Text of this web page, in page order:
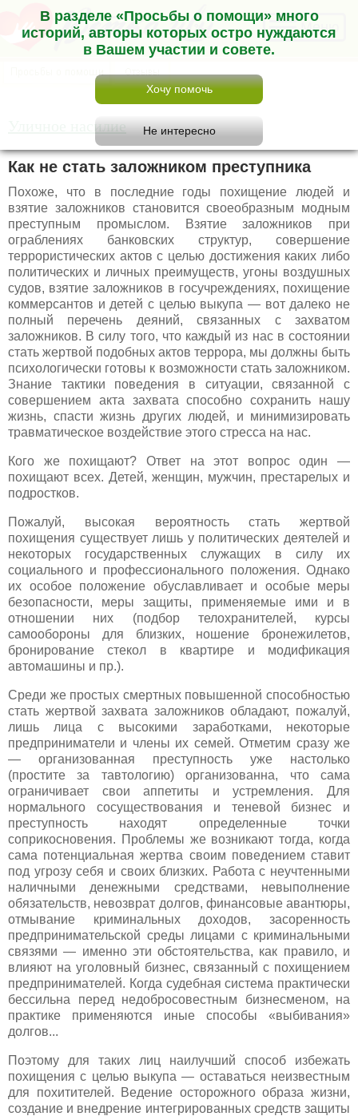
В разделе «Просьбы о помощи» много
историй, авторы которых остро нуждаются
в Вашем участии и совете.
Меню
Уличное насилие
Как не стать заложником преступника
Похоже, что в последние годы похищение людей и
взятие заложников становится своеобразным модным
преступным промыслом. Взятие заложников при
ограблениях банковских структур, совершение
террористических актов с целью достижения каких либо
политических и личных преимуществ, угоны воздушных
судов, взятие заложников в госучреждениях, похищение
коммерсантов и детей с целью выкупа — вот далеко не
полный перечень деяний, связанных с захватом
заложников. В силу того, что каждый из нас в состоянии
стать жертвой подобных актов террора, мы должны быть
психологически готовы к возможности стать заложником.
Знание тактики поведения в ситуации, связанной с
совершением акта захвата способно сохранить нашу
жизнь, спасти жизнь других людей, и минимизировать
травматическое воздействие этого стресса на нас.
Кого же похищают? Ответ на этот вопрос один —
похищают всех. Детей, женщин, мужчин, престарелых и
подростков.
Пожалуй, высокая вероятность стать жертвой
похищения существует лишь у политических деятелей и
некоторых государственных служащих в силу их
социального и профессионального положения. Однако
их особое положение обуславливает и особые меры
безопасности, меры защиты, применяемые ими и в
отношении них (подбор телохранителей, курсы
самообороны для близких, ношение бронежилетов,
бронирование стекол в квартире и модификация
автомашины и пр.).
Среди же простых смертных повышенной способностью
стать жертвой захвата заложников обладают, пожалуй,
лишь лица с высокими заработками, некоторые
предприниматели и члены их семей. Отметим сразу же
— организованная преступность уже настолько
(простите за тавтологию) организованна, что сама
ограничивает свои аппетиты и устремления. Для
нормального сосуществования и теневой бизнес и
преступность находят определенные точки
соприкосновения. Проблемы же возникают тогда, когда
сама потенциальная жертва своим поведением ставит
под угрозу себя и своих близких. Работа с неучтенными
наличными денежными средствами, невыполнение
обязательств, невозврат долгов, финансовые авантюры,
отмывание криминальных доходов, засоренность
предпринимательской среды лицами с криминальными
связями — именно эти обстоятельства, как правило, и
влияют на уголовный бизнес, связанный с похищением
предпринимателей. Когда судебная система практически
бессильна перед недобросовестным бизнесменом, на
практике применяются иные способы «выбивания»
долгов...
Поэтому для таких лиц наилучший способ избежать
похищения с целью выкупа — оставаться неизвестным
для похитителей. Ведение осторожного образа жизни,
создание и внедрение интегрированных средств защиты